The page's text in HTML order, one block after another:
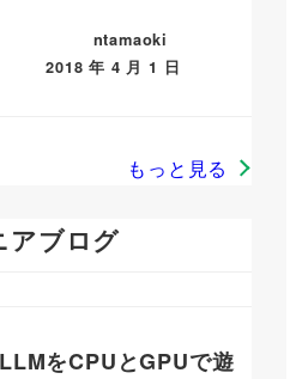
ntamaoki
2018 年 4 月 1 日
もっと見る
アブログ
をCPUとGPUで遊